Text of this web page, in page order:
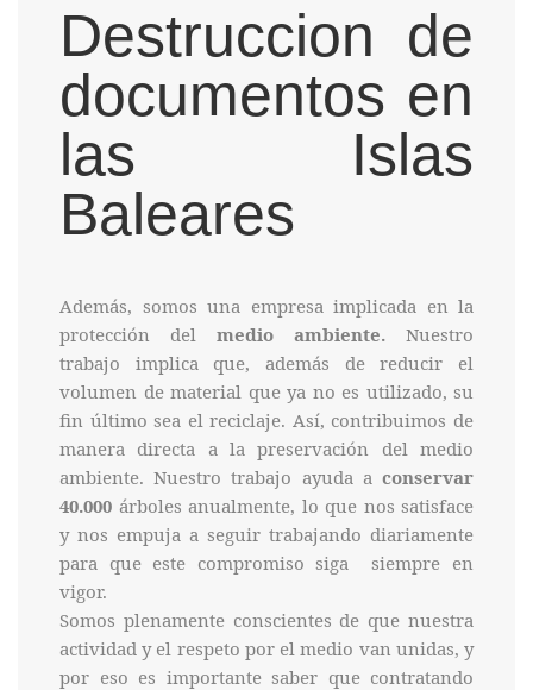
Destruccion de
documentos en
las Islas
Baleares
Además, somos una empresa implicada en la
protección del medio ambiente. Nuestro
trabajo implica que, además de reducir el
volumen de material que ya no es utilizado, su
fin último sea el reciclaje. Así, contribuimos de
manera directa a la preservación del medio
ambiente. Nuestro trabajo ayuda a conservar
40.000 árboles anualmente, lo que nos satisface
y nos empuja a seguir trabajando diariamente
para que este compromiso siga siempre en
vigor.
Somos plenamente conscientes de que nuestra
actividad y el respeto por el medio van unidas, y
por eso es importante saber que contratando